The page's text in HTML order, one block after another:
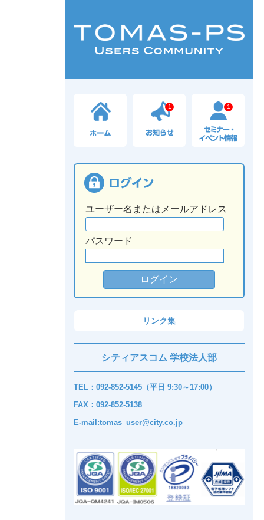
1 1
ユーザー名またはメールアドレス
パスワード
リンク集
シティアスコム 学校法人部
TEL：092-852-5145（平日 9:30～17:00）
FAX：092-852-5138
E-mail:tomas_user@city.co.jp